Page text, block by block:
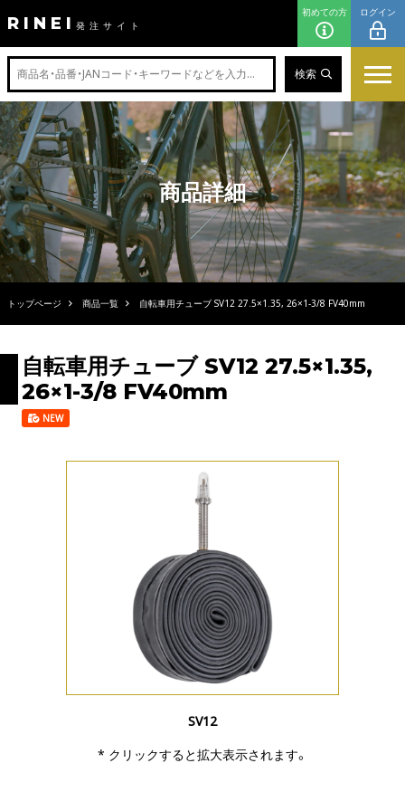
RINEI 発注サイト
初めての方 ログイン
検索
商品詳細
トップページ 商品一覧 自転車用チューブ SV12 27.5×1.35, 26×1-3/8 FV40mm
自転車用チューブ SV12 27.5×1.35,
26×1-3/8 FV40mm
NEW
SV12
* クリックすると拡大表示されます。